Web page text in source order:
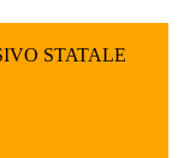
STATALE